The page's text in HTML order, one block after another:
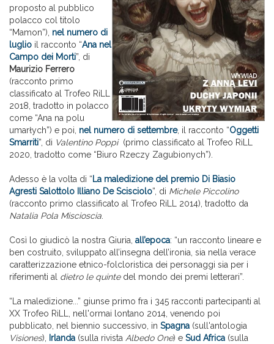
proposto al pubblico
polacco col titolo
“Mamon”), nel numero di
luglio il racconto “Ana nel
Campo dei Morti”, di
Maurizio Ferrero
(racconto primo
classificato al Trofeo RiLL
2018, tradotto in polacco
come “Ana na polu
umarłych”) e poi, nel numero di settembre, il racconto “Oggetti
Smarriti”, di Valentino Poppi(primo classificato al Trofeo RiLL
2020, tradotto come “Biuro Rzeczy Zagubionych”).
Adesso è la volta di “La maledizione del premio Di Biasio
Agresti Salottolo Illiano De Scisciolo”, di Michele Piccolino
(racconto primo classificato al Trofeo RiLL 2014), tradotto da
Natalia Pola Miscioscia
Così lo giudicò la nostra Giuria, all’epoca: “un racconto lineare e
ben costruito, sviluppato all’insegna dell’ironia, sia nella verace
caratterizzazione etnico-folcloristica dei personaggi sia per i
riferimenti al dietro le quintedel mondo dei premi letterari”.
“La maledizione...” giunse primo fra i 345 racconti partecipanti al
XX Trofeo RiLL, nell'ormai lontano 2014, venendo poi
pubblicato, nel biennio successivo, in Spagna (sull'antologia
Visiones), Irlanda (sulla rivista Albedo One) e Sud Africa (sulla